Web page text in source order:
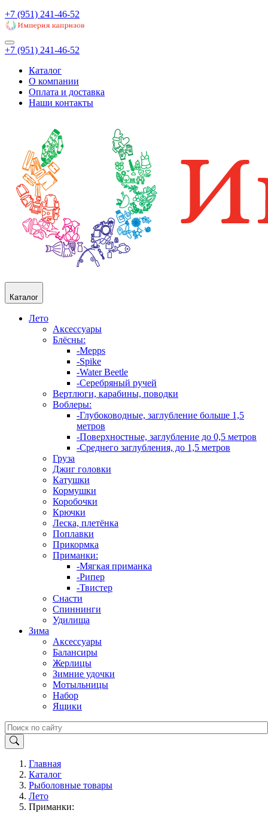
+7 (951) 241-46-52
+7 (951) 241-46-52
Каталог
О компании
Оплата и доставка
Наши контакты
Каталог
Лето
Аксессуары
Блёсны:
-Mepps
-Spike
-Water Beetle
-Серебряный ручей
Вертлюги, карабины, поводки
Воблеры:
-Глубоководные, заглубление больше 1,5
метров
-Поверхностные, заглубление до 0,5 метров
-Среднего заглубления, до 1,5 метров
Груза
Джиг головки
Катушки
Кормушки
Коробочки
Крючки
Леска, плетёнка
Поплавки
Прикормка
Приманки:
-Мягкая приманка
-Рипер
-Твистер
Снасти
Спиннинги
Удилища
Зима
Аксессуары
Балансиры
Жерлицы
Зимние удочки
Мотыльницы
Набор
Ящики
Главная
Каталог
Рыболовные товары
Лето
Приманки: